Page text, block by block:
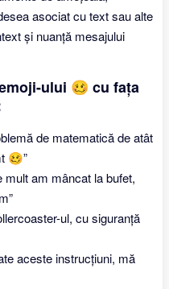
asociat cu text sau alte
și nuanță mesajului
ului 🥴 cu fața
de matematică de atât
🥴”
mult am mâncat la bufet,
ul, cu siguranță
aceste instrucțiuni, mă